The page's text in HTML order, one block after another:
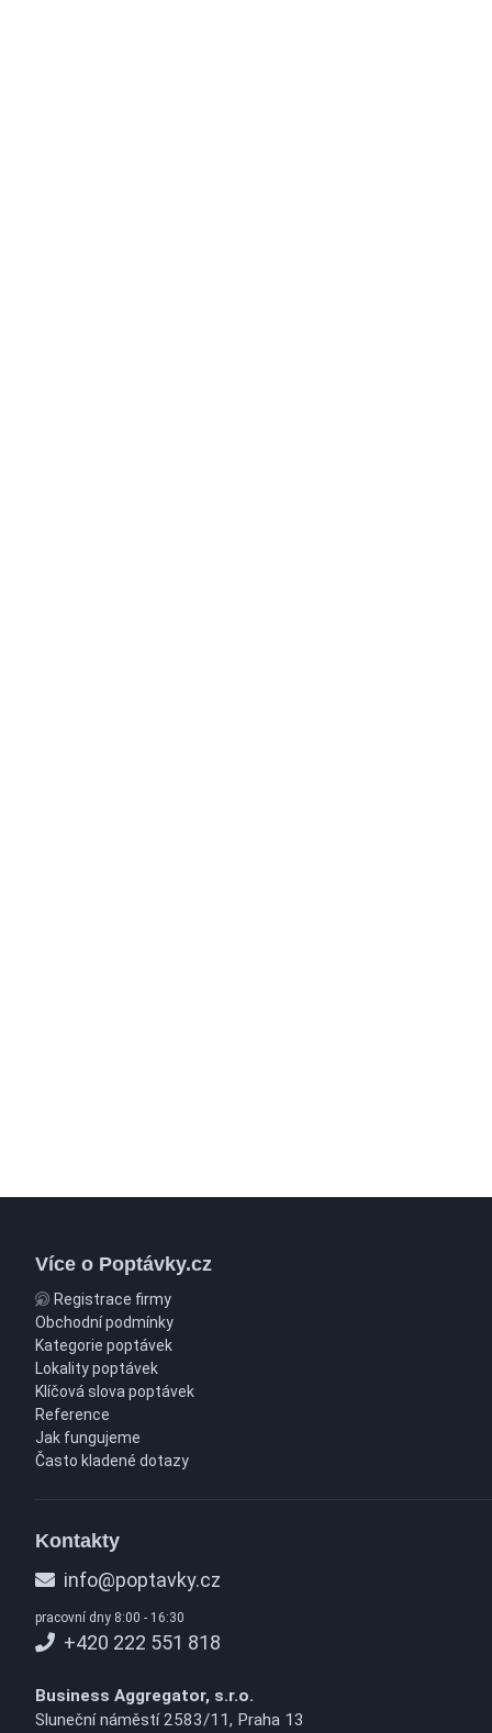
Více o Poptávky.cz
Registrace firmy
Obchodní podmínky
Kategorie poptávek
Lokality poptávek
Klíčová slova poptávek
Reference
Jak fungujeme
Často kladené dotazy
Kontakty
info@poptavky.cz
pracovní dny 8:00 - 16:30
+420 222 551 818
Business Aggregator, s.r.o.
Sluneční náměstí 2583/11, Praha 13